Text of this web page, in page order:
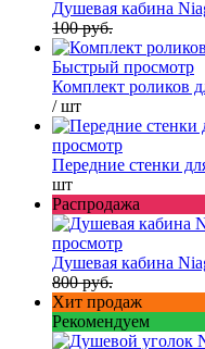
Душевая кабина
100 руб.
Быстрый просмотр
Комплект роликов
/ шт
просмотр
Передние стенки
шт
Распродажа
просмотр
Душевая кабина
800 руб.
Хит продаж
Рекомендуем